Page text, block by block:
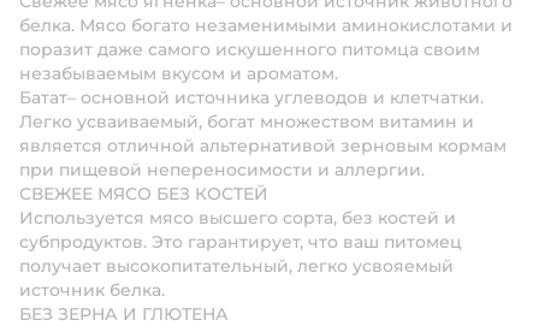
белка. Мясо богато незаменимыми аминокислотами и
поразит даже самого искушенного питомца своим
незабываемым вкусом и ароматом.
Батат– основной источника углеводов и клетчатки.
Легко усваиваемый, богат множеством витамин и
является отличной альтернативой зерновым кормам
при пищевой непереносимости и аллергии.
СВЕЖЕЕ МЯСО БЕЗ КОСТЕЙ
Используется мясо высшего сорта, без костей и
субпродуктов. Это гарантирует, что ваш питомец
получает высокопитательный, легко усвояемый
источник белка.
БЕЗ ЗЕРНА И ГЛЮТЕНА